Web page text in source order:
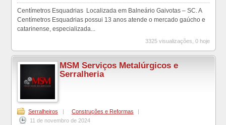
Centímetros Esquadrias Localizada em Balneário Gaivotas – SC. A
Centímetros Esquadrias possui 13 anos atende o mercado gaúcho e
catarinense, especializada...
3325 visualizações, 0 hoje
MSM Serviços Metalúrgicos e
Serralheria
Serralheiros Construções e Reformas
11 de novembro de 2024